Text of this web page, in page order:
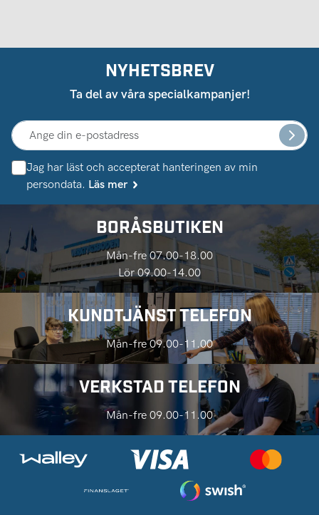
NYHETSBREV
Ta del av våra specialkampanjer!
Jag har läst och accepterat hanteringen av min
persondata. Läs mer
BORÅSBUTIKEN
Mån-fre 07.00-18.00
Lör 09.00-14.00
KUNDTJÄNST TELEFON
Mån-fre 09.00-11.00
VERKSTAD TELEFON
Mån-fre 09.00-11.00